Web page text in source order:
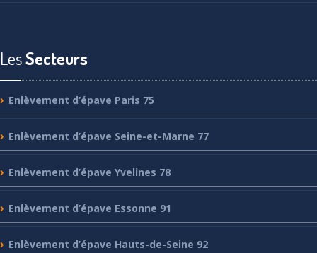
LesSecteurs
Enlèvement d’épave Paris 75
Enlèvement d’épave Seine-et-Marne 77
Enlèvement d’épave Yvelines 78
Enlèvement d’épave Essonne 91
Enlèvement d’épave Hauts-de-Seine 92